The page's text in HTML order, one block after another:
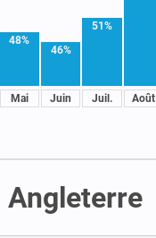
48%
Mai
46%
Juin
51%
Juil. Août
Angleterre